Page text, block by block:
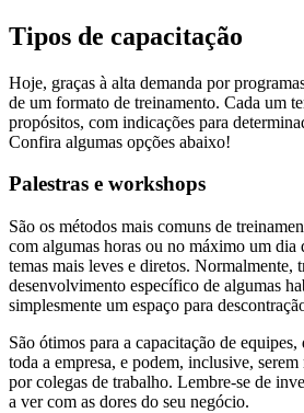
Tipos de capacitação
Hoje, graças à alta demanda por
de um formato de treinamento. Cada um
propósitos, com indicações para
Confira algumas opções abaixo!
Palestras e workshops
São os métodos mais comuns de
com algumas horas ou no máximo um dia
temas mais leves e diretos. Normalmente,
desenvolvimento específico de algumas
simplesmente um espaço para
São ótimos para a capacitação de equipes,
toda a empresa, e podem, inclusive,
por colegas de trabalho. Lembre-se de
a ver com as dores do seu negócio.